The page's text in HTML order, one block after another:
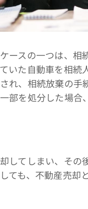
ースの一つは、相
いた自動車を相
れ、相続放棄の手
部を処分した場
してしまい、その
ても、不動産売